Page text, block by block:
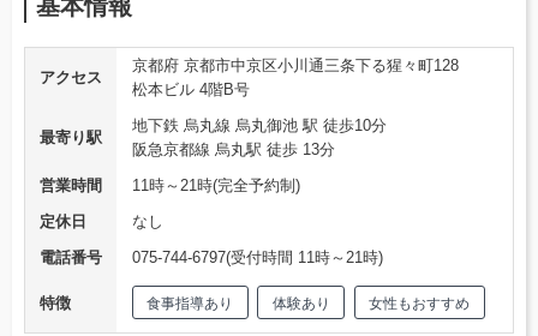
基本情報
アクセス
京都府 京都市中京区小川通三条下る猩々町128
松本ビル 4階B号
最寄り駅
地下鉄 烏丸線 烏丸御池 駅 徒歩10分
阪急京都線 烏丸駅 徒歩 13分
営業時間
11時～21時(完全予約制)
定休日
なし
電話番号
075-744-6797(受付時間 11時～21時)
特徴 食事指導あり 体験あり 女性もおすすめ